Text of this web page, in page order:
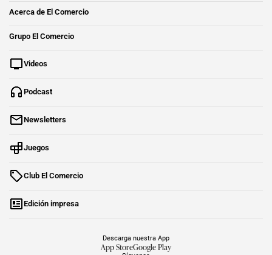
Acerca de El Comercio
Grupo El Comercio
Videos
Podcast
Newsletters
Juegos
Club El Comercio
Edición impresa
Descarga nuestra App
App StoreGoogle Play